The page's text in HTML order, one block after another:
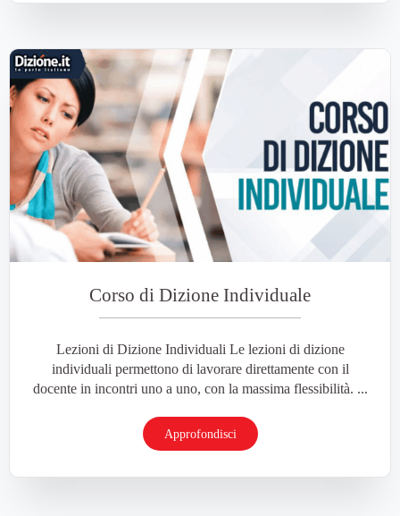
Corso di Dizione Individuale
Lezioni di Dizione Individuali Le lezioni di dizione
individuali permettono di lavorare direttamente con il
docente in incontri uno a uno, con la massima flessibilità. ...
Approfondisci